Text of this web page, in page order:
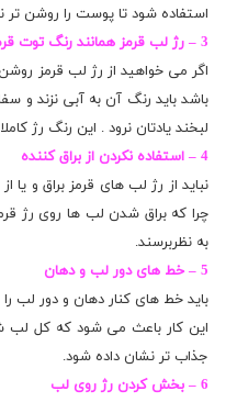
استفاده شود تا پوست را روشن تر
3 – رژ لب قرمز همانند رنگ توت قرمز (روشن)
اگر می خواهید از رژ لب قرمز
باشد باید رنگ آن به آبی نزند و
لبخند یادتان نرود . این رنگ رژ
4 – استفاده نکردن از براق کننده
نباید از رژ لب های قرمز براق و یا
چرا که براق شدن لب ها روی رژ
به نظربرسند.
5 – خط های دور لب و دهان
باید خط های کنار دهان و دور لب را
این کار باعث می شود که کل لب
جذاب تر نشان داده شود.
6 – بخش کردن رژ روی لب